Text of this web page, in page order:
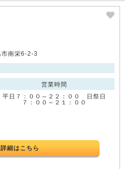
南栄6-2-3
営業時間
平日７：００～２２：００ 日祭日
７：００～２１：００
細はこちら